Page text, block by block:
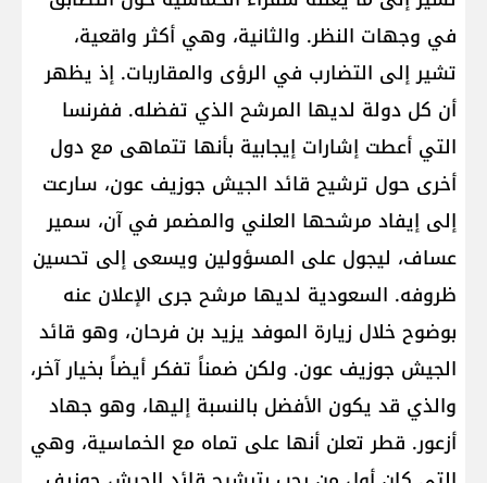
في وجهات النظر. والثانية، وهي أكثر واقعية،
تشير إلى التضارب في الرؤى والمقاربات. إذ يظهر
أن كل دولة لديها المرشح الذي تفضله. ففرنسا
التي أعطت إشارات إيجابية بأنها تتماهى مع دول
أخرى حول ترشيح قائد الجيش جوزيف عون، سارعت
إلى إيفاد مرشحها العلني والمضمر في آن، سمير
عساف، ليجول على المسؤولين ويسعى إلى تحسين
ظروفه. السعودية لديها مرشح جرى الإعلان عنه
بوضوح خلال زيارة الموفد يزيد بن فرحان، وهو قائد
الجيش جوزيف عون. ولكن ضمناً تفكر أيضاً بخيار آخر،
والذي قد يكون الأفضل بالنسبة إليها، وهو جهاد
أزعور. قطر تعلن أنها على تماه مع الخماسية، وهي